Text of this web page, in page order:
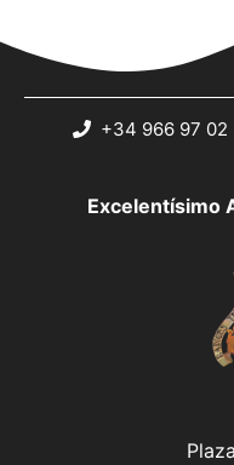
+34 966 97 02
Excelentísimo